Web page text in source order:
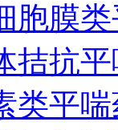
胞膜
拮抗
类平